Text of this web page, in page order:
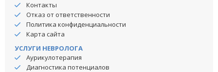
Контакты
Отказ от ответственности
Политика конфиденциальности
Карта сайта
УСЛУГИ НЕВРОЛОГА
Аурикулотерапия
Диагностика потенциалов